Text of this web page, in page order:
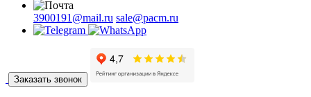
3900191@mail.ru sale@pacm.ru
Заказать звонок